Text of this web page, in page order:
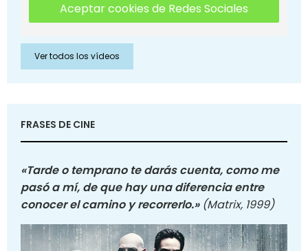
Aceptar cookies de Redes Sociales
Ver todos los vídeos
FRASES DE CINE
«Tarde o temprano te darás cuenta, como me
pasó a mí, de que hay una diferencia entre
conocer el camino y recorrerlo.» (Matrix, 1999)